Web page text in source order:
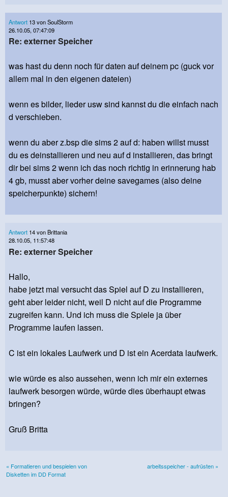
Antwort 13 von SoulStorm
26.10.05, 07:47:09
Re: externer Speicher
was hast du denn noch für daten auf deinem pc (guck vor
allem mal in den eigenen dateien)
wenn es bilder, lieder usw sind kannst du die einfach nach
d verschieben.
wenn du aber z.bsp die sims 2 auf d: haben willst musst
du es deinstallieren und neu auf d installieren, das bringt
dir bei sims 2 wenn ich das noch richtig in erinnerung hab
4 gb, musst aber vorher deine savegames (also deine
speicherpunkte) sichern!
Antwort 14 von Brittania
28.10.05, 11:57:48
Re: externer Speicher
Hallo,
habe jetzt mal versucht das Spiel auf D zu installieren,
geht aber leider nicht, weil D nicht auf die Programme
zugreifen kann. Und ich muss die Spiele ja über
Programme laufen lassen.
C ist ein lokales Laufwerk und D ist ein Acerdata laufwerk.
wie würde es also aussehen, wenn ich mir ein externes
laufwerk besorgen würde, würde dies überhaupt etwas
bringen?
Gruß Britta
« Formatieren und bespielen von
Disketten im DD Format
arbeitsspeicher - aufrüsten »